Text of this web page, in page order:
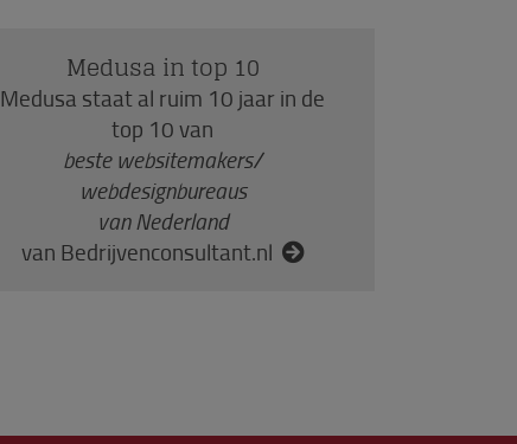
Medusa in top 10
Medusa staat al ruim 10 jaar in de
top 10 van
beste websitemakers/
webdesign­bureaus
van Nederland
van Bedrijvenconsultant.nl